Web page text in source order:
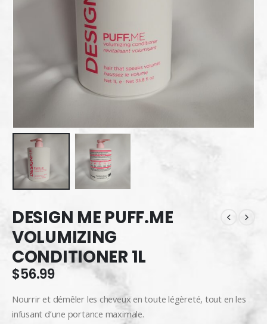
DESIGN ME PUFF.ME
VOLUMIZING
CONDITIONER 1L
$56.99
Nourrir et démêler les cheveux en toute légèreté, tout en les
infusant d’une portance maximale.